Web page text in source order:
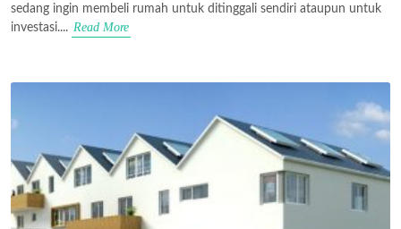
sedang ingin membeli rumah untuk ditinggali sendiri ataupun untuk
investasi.... Read More